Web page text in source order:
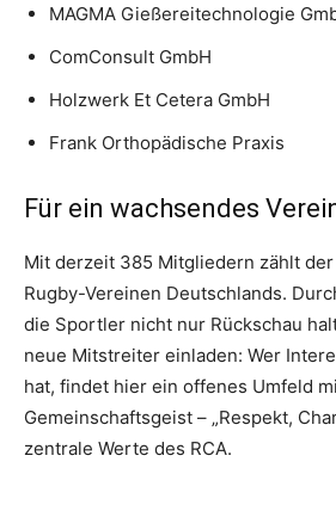
MAGMA Gießereitechnologie
ComConsult GmbH
Holzwerk Et Cetera GmbH
Frank Orthopädische Praxis
Für ein wachsendes
Mit derzeit 385 Mitgliedern zählt
Rugby-Vereinen Deutschlands.
die Sportler nicht nur Rückschau
neue Mitstreiter einladen: Wer
hat, findet hier ein offenes Umfeld
Gemeinschaftsgeist – „Respekt,
zentrale Werte des RCA.